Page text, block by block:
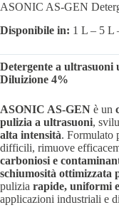
ASONIC AS-GEN
Disponibile in: 1 L – 5 L
Detergente a ultrasuoni
Diluizione 4%
ASONIC AS-GEN è un
pulizia a ultrasuoni,
alta intensità. Formulato
difficili, rimuove
carboniosi e
schiumosità ottimizzata
pulizia rapide, uniformi
applicazioni industriali e